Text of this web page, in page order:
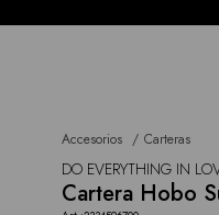
Accesorios Carteras
DO EVERYTHING IN
Cartera Hobo